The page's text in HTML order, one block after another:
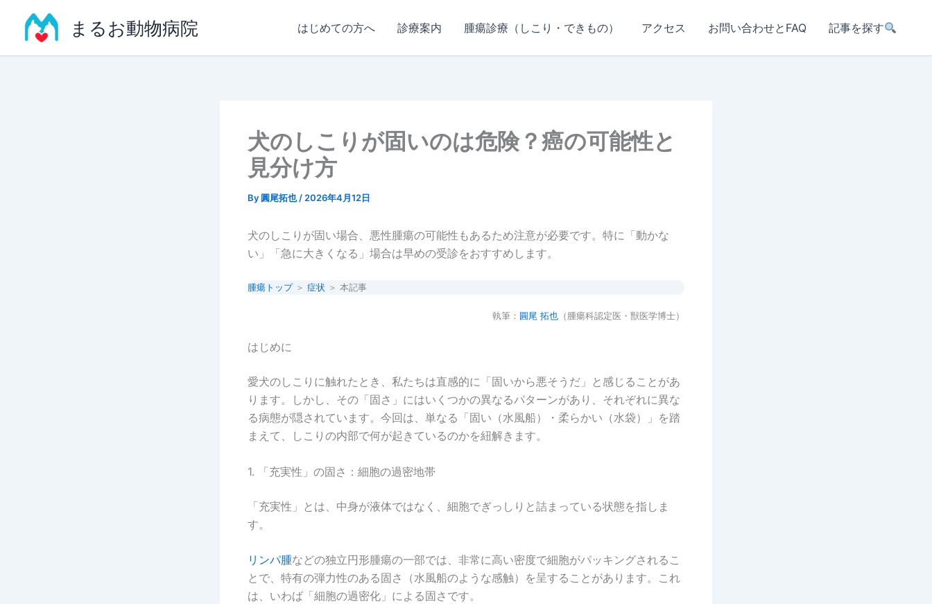
まるお動物病院 はじめての方へ 診療案内 腫瘍診療（しこり・できもの） アクセス お問い合わせとFAQ 記事を探す
犬のしこりが固いのは危険？癌の可能性と
見分け方
By 圓尾拓也/ 2026年4月12日
犬のしこりが固い場合、悪性腫瘍の可能性もあるため注意が必要です。特に「動かな
い」「急に大きくなる」場合は早めの受診をおすすめします。
腫瘍トップ ＞ 症状 ＞ 本記事
執筆： 圓尾 拓也 （腫瘍科認定医・獣医学博士）
はじめに
愛犬のしこりに触れたとき、私たちは直感的に「固いから悪そうだ」と感じることがあ
ります。しかし、その「固さ」にはいくつかの異なるパターンがあり、それぞれに異な
る病態が隠されています。今回は、単なる「固い（水風船）・柔らかい（水袋）」を踏
まえて、しこりの内部で何が起きているのかを紐解きます。
1. 「充実性」の固さ：細胞の過密地帯
「充実性」とは、中身が液体ではなく、細胞でぎっしりと詰まっている状態を指しま
す。
リンパ腫などの独立円形腫瘍の一部では、非常に高い密度で細胞がパッキングされるこ
とで、特有の弾力性のある固さ（水風船のような感触）を呈することがあります。これ
は、いわば「細胞の過密化」による固さです。